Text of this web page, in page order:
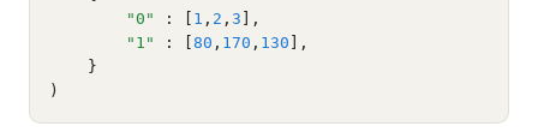
"0"
: [ 1 , 2 , 3 ],
"1"
: [ 80 , 170 , 130 ],
    }
)